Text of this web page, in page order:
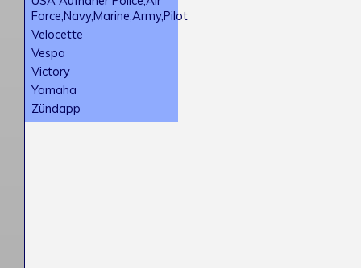
Force,Navy,Marine,Army,Pilot
Velocette
Vespa
Victory
Yamaha
Zündapp